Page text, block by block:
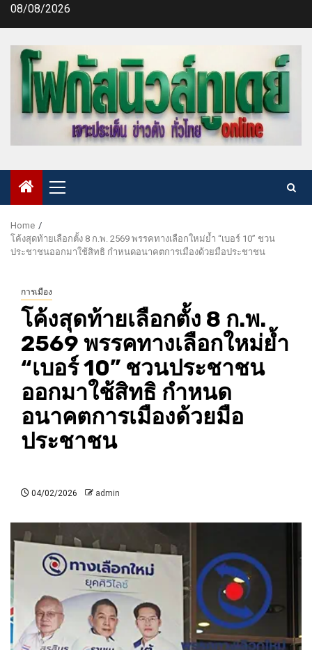
Skip08/08/2026
Primary
Menu
Home
โค้งสุดท้ายเลือกตั้ง 8 ก.พ. 2569 พรรคทางเลือกใหม่ย้ำ “เบอร์ 10” ชวน
ประชาชนออกมาใช้สิทธิ กำหนดอนาคตการเมืองด้วยมือประชาชน
การเมือง
โค้งสุดท้ายเลือกตั้ง 8 ก.พ.
2569 พรรคทางเลือกใหม่ย้ำ
“เบอร์ 10” ชวนประชาชน
ออกมาใช้สิทธิ กำหนด
อนาคตการเมืองด้วยมือ
ประชาชน
04/02/2026 admin